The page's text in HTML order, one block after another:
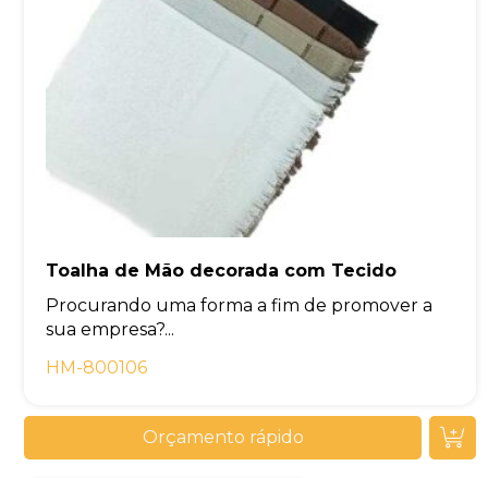
Toalha de Mão decorada com Tecido
Procurando uma forma a fim de promover a
sua empresa?...
HM-800106
Orçamento rápido